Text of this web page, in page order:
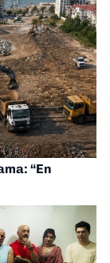
“En